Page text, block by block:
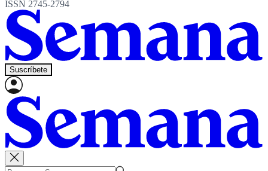
ISSN 2745-2794
Suscríbete